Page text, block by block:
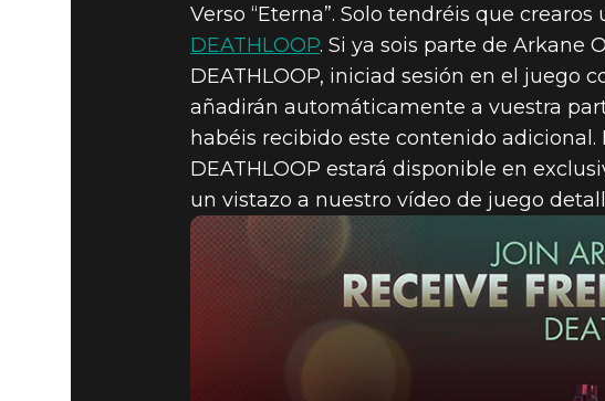
DEATHLOOP 08 de julio de 2021
OBJETOS
DEATHLOOP
Verso “Eterna”. Solo tendréis que
DEATHLOOP. Si ya sois parte de Arkane
DEATHLOOP, iniciad sesión en el juego
añadirán automáticamente a vuestra
habéis recibido este contenido
DEATHLOOP estará disponible en
un vistazo a nuestro vídeo de juego